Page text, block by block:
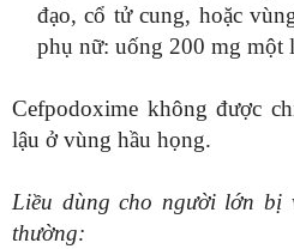
đạo, cổ tử cung, hoặc
phụ nữ: uống 200 mg một
Cefpodoxime không được
lậu ở vùng hầu họng.
Liều dùng cho người lớn bị
thường: